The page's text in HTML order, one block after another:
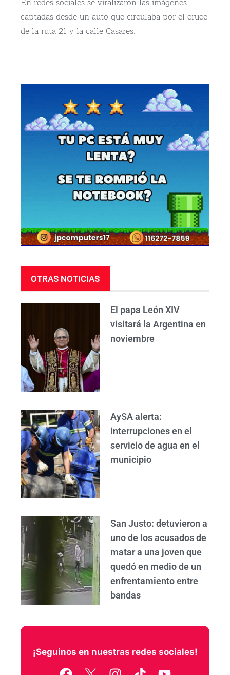
captadas desde un auto que circulaba por el cruce
de la ruta 21 y la calle Casares.
OTRAS NOTICIAS
El papa León XIV
visitará la Argentina en
noviembre
AySA alerta:
interrupciones en el
servicio de agua en el
municipio
San Justo: detuvieron a
uno de los acusados de
matar a una joven que
quedó en medio de un
enfrentamiento entre
bandas
¡Seguinos en nuestras redes sociales!